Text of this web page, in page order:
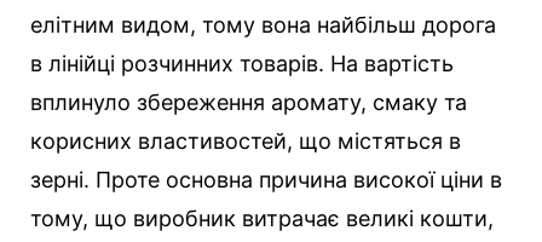
елітним видом, тому вона найбільш дорога
в лінійці розчинних товарів. На вартість
вплинуло збереження аромату, смаку та
корисних властивостей, що містяться в
зерні. Проте основна причина високої ціни в
тому, що виробник витрачає великі кошти,